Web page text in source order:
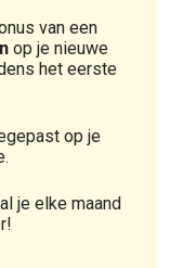
van een
op je nieuwe
het eerste
op je
je elke maand